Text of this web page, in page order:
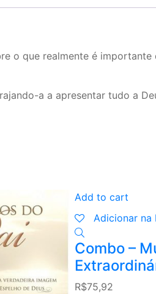
o que realmente é
a a apresentar tudo a
Add to cart
Adicionar na
Combo –
R$75,92